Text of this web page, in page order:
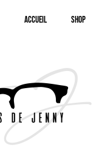
Accueil SHOP